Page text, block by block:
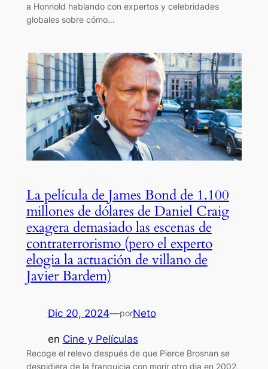
a Honnold hablando con expertos y celebridades
globales sobre cómo…
La película de James Bond de 1.100
millones de dólares de Daniel Craig
exagera demasiado las escenas de
contraterrorismo (pero el experto
elogia la actuación de villano de
Javier Bardem)
Dic 20, 2024—porNeto
en Cine y Películas
Recoge el relevo después de que Pierce Brosnan se
despidiera de la franquicia con morir otro dia en 2002,